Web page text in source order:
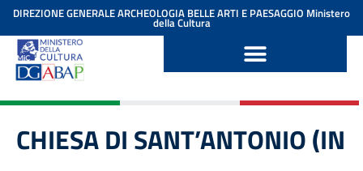
contenuto
DIREZIONE GENERALE ARCHEOLOGIA BELLE ARTI E PAESAGGIO Ministero
della Cultura
CHIESA DI SANT’ANTONIO (IN